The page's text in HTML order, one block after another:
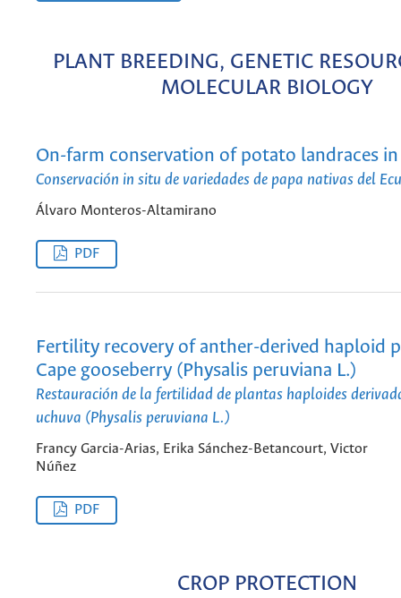
PLANT BREEDING, GENETIC
MOLECULAR BIOLOGY
On-farm conservation of potato landraces
Conservación in situ de variedades de papa nativas del
Álvaro Monteros-Altamirano
PDF
Fertility recovery of anther-derived haploid
Cape gooseberry (Physalis peruviana L.)
Restauración de la fertilidad de plantas haploides
uchuva (Physalis peruviana L.)
Francy Garcia-Arias, Erika Sánchez-Betancourt, Victor
Núñez
PDF
CROP PROTECTION